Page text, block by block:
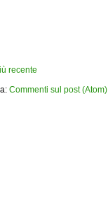
recente
Commenti sul post (Atom)